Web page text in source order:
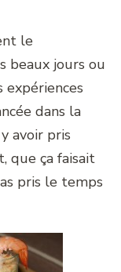
le
beaux jours ou
expériences
dans la
avoir pris
que ça faisait
pris le temps